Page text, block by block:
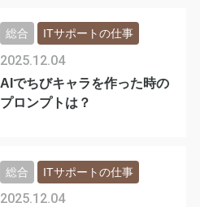
AIでちびキャラを作った時の
プロンプトは？
2025.12.04
総合 ITサポートの仕事
2025.12.04
総合 ITサポートの仕事